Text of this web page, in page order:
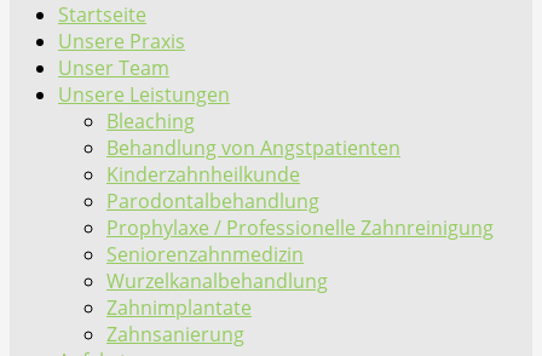
Startseite
Unsere Praxis
Unser Team
Unsere Leistungen
Bleaching
Behandlung von Angstpatienten
Kinderzahnheilkunde
Parodontalbehandlung
Prophylaxe / Professionelle Zahnreinigung
Seniorenzahnmedizin
Wurzelkanalbehandlung
Zahnimplantate
Zahnsanierung